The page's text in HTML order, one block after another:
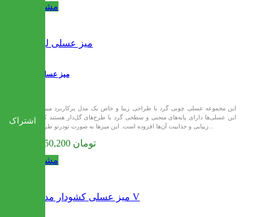
مشاهده
میز عسلی لیلا
این مجموعه عسلی چوبی گرد با طراحی زیبا و خاص یک مدل پرکاربرد میباشد.
این عسلی‌ها دارای پایه‌های منحنی و سطحی گرد با طرح‌های گل‌دار هستند که به
11,950,200 تومان
مشاهده
اشتراک